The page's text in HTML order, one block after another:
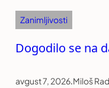
Zanimljivosti
Dogodilo se na
avgust 7, 2026.Miloš